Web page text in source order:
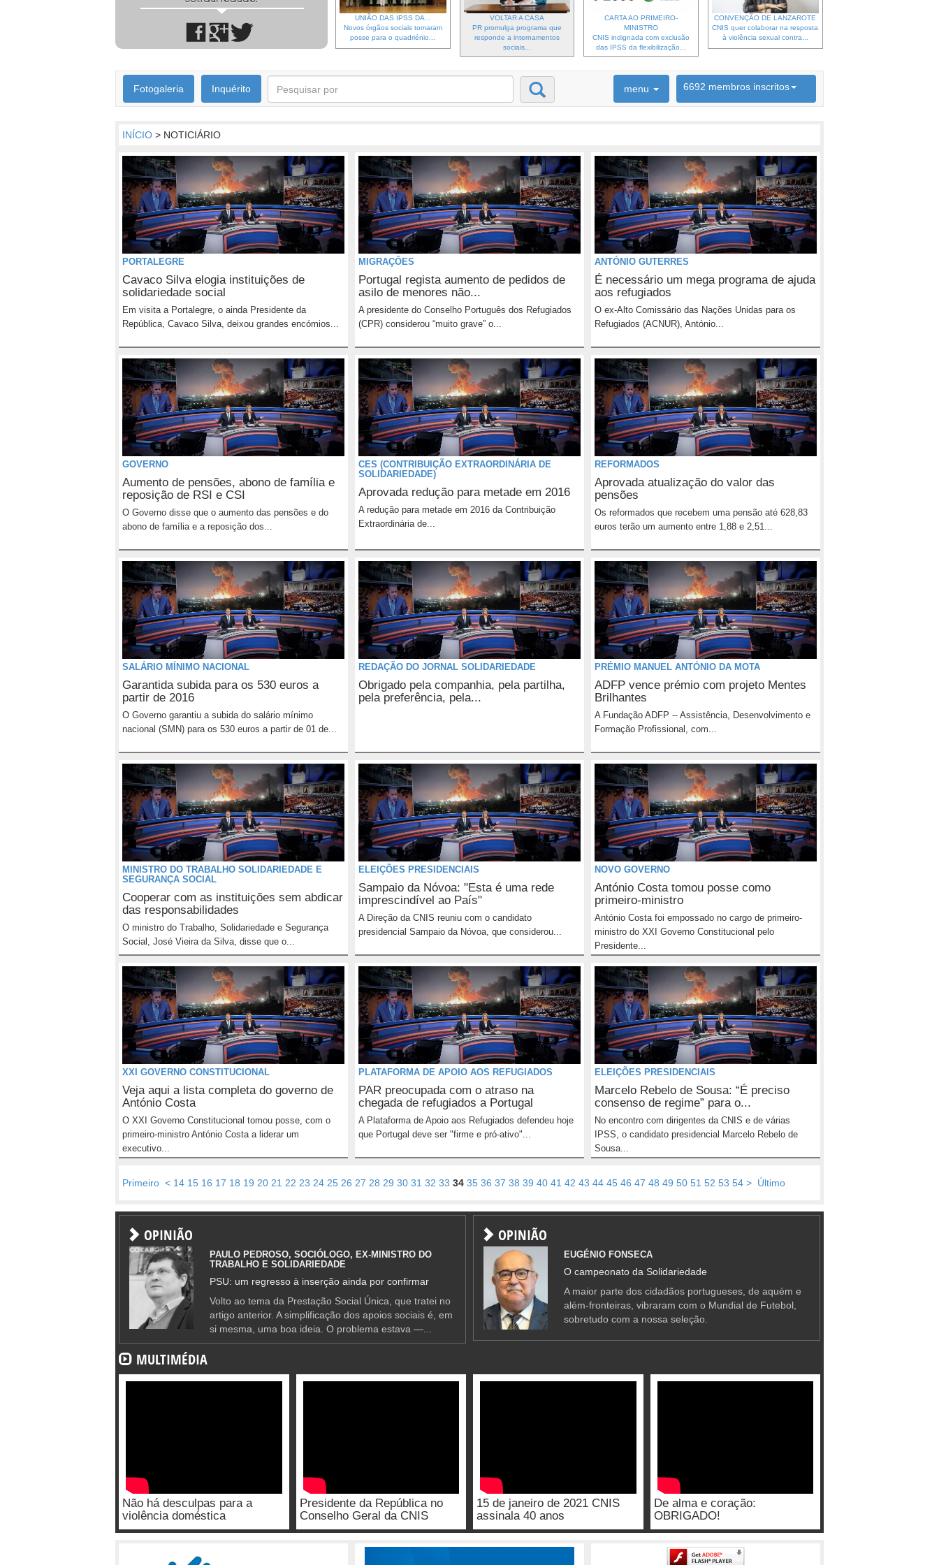
UNIÃO DAS IPSS DA...
Novos órgãos sociais tomaram
posse para o quadriénio...
VOLTAR A CASA
PR promulga programa que
responde a internamentos
sociais...
CARTA AO PRIMEIRO-
MINISTRO
CNIS indignada com exclusão
das IPSS da flexibilização...
CONVENÇÃO DE LANZAROTE
CNIS quer colaborar na resposta
à violência sexual contra...
Fotogaleria Inquérito menu 6692 membros inscritos
INÍCIO > NOTICIÁRIO
PORTALEGRE
Cavaco Silva elogia instituições de
solidariedade social
Em visita a Portalegre, o ainda Presidente da
República, Cavaco Silva, deixou grandes encómios...
MIGRAÇÔES
Portugal regista aumento de pedidos de
asilo de menores não...
A presidente do Conselho Português dos Refugiados
(CPR) considerou “muito grave” o...
ANTÓNIO GUTERRES
É necessário um mega programa de ajuda
aos refugiados
O ex-Alto Comissário das Nações Unidas para os
Refugiados (ACNUR), António...
GOVERNO
Aumento de pensões, abono de família e
reposição de RSI e CSI
O Governo disse que o aumento das pensões e do
abono de família e a reposição dos...
CES (CONTRIBUIÇÃO EXTRAORDINÁRIA DE
SOLIDARIEDADE)
Aprovada redução para metade em 2016
A redução para metade em 2016 da Contribuição
Extraordinária de...
REFORMADOS
Aprovada atualização do valor das
pensões
Os reformados que recebem uma pensão até 628,83
euros terão um aumento entre 1,88 e 2,51...
SALÁRIO MÍNIMO NACIONAL
Garantida subida para os 530 euros a
partir de 2016
O Governo garantiu a subida do salário mínimo
nacional (SMN) para os 530 euros a partir de 01 de...
REDAÇÃO DO JORNAL SOLIDARIEDADE
Obrigado pela companhia, pela partilha,
pela preferência, pela...
PRÉMIO MANUEL ANTÓNIO DA MOTA
ADFP vence prémio com projeto Mentes
Brilhantes
A Fundação ADFP -- Assistência, Desenvolvimento e
Formação Profissional, com...
MINISTRO DO TRABALHO SOLIDARIEDADE E
SEGURANÇA SOCIAL
Cooperar com as instituições sem abdicar
das responsabilidades
O ministro do Trabalho, Solidariedade e Segurança
Social, José Vieira da Silva, disse que o...
ELEIÇÕES PRESIDENCIAIS
Sampaio da Nóvoa: "Esta é uma rede
imprescindível ao País"
A Direção da CNIS reuniu com o candidato
presidencial Sampaio da Nóvoa, que considerou...
NOVO GOVERNO
António Costa tomou posse como
primeiro-ministro
António Costa foi empossado no cargo de primeiro-
ministro do XXI Governo Constitucional pelo
Presidente...
XXI GOVERNO CONSTITUCIONAL
Veja aqui a lista completa do governo de
António Costa
O XXI Governo Constitucional tomou posse, com o
primeiro-ministro António Costa a liderar um
executivo...
PLATAFORMA DE APOIO AOS REFUGIADOS
PAR preocupada com o atraso na
chegada de refugiados a Portugal
A Plataforma de Apoio aos Refugiados defendeu hoje
que Portugal deve ser "firme e pró-ativo"...
ELEIÇÕES PRESIDENCIAIS
Marcelo Rebelo de Sousa: “É preciso
consenso de regime” para o...
No encontro com dirigentes da CNIS e de várias
IPSS, o candidato presidencial Marcelo Rebelo de
Sousa...
Primeiro < 14 15 16 17 18 19 20 21 22 23 24 25 26 27 28 29 30 31 32 33 34 35 36 37 38 39 40 41 42 43 44 45 46 47 48 49 50 51 52 53 54 > Último
OPINIÃO
PAULO PEDROSO, SOCIÓLOGO, EX-MINISTRO DO
TRABALHO E SOLIDARIEDADE
PSU: um regresso à inserção ainda por confirmar
Volto ao tema da Prestação Social Única, que tratei no
artigo anterior. A simplificação dos apoios sociais é, em
si mesma, uma boa ideia. O problema estava —...
OPINIÃO
EUGÉNIO FONSECA
O campeonato da Solidariedade
A maior parte dos cidadãos portugueses, de aquém e
além-fronteiras, vibraram com o Mundial de Futebol,
sobretudo com a nossa seleção.
MULTIMÉDIA
Não há desculpas para a
violência doméstica
Presidente da República no
Conselho Geral da CNIS
15 de janeiro de 2021 CNIS
assinala 40 anos
De alma e coração:
OBRIGADO!